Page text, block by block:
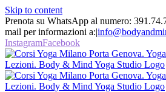
Skip to content
Prenota su WhatsApp al numero:
mail per informazioni a:|
InstagramFacebook